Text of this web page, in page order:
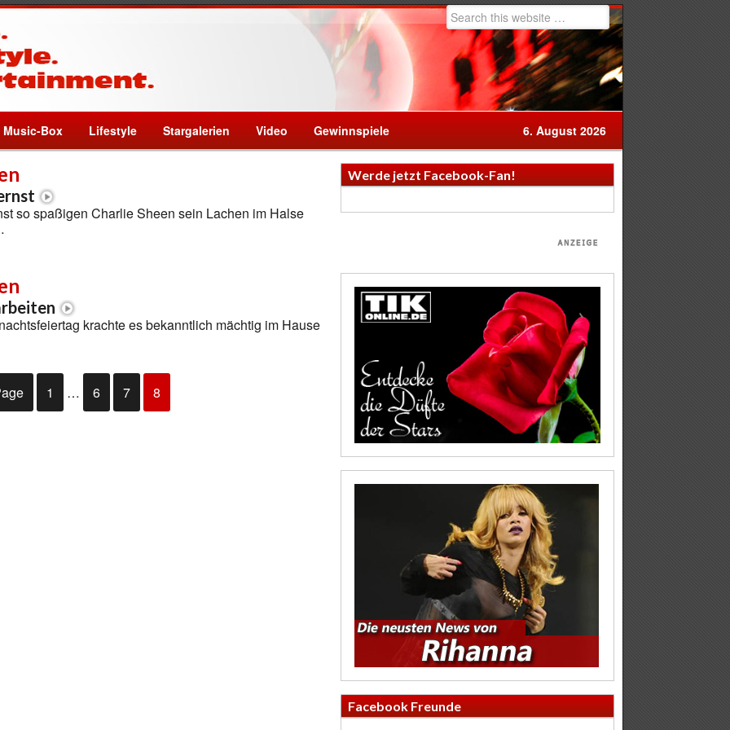
Music-Box Lifestyle Stargalerien Video Gewinnspiele 6. August 2026
so spaßigen Charlie Sheen sein Lachen im Halse
krachte es bekanntlich mächtig im Hause
1 … 6 7 8
Werde jetzt Facebook-Fan!
Facebook Freunde